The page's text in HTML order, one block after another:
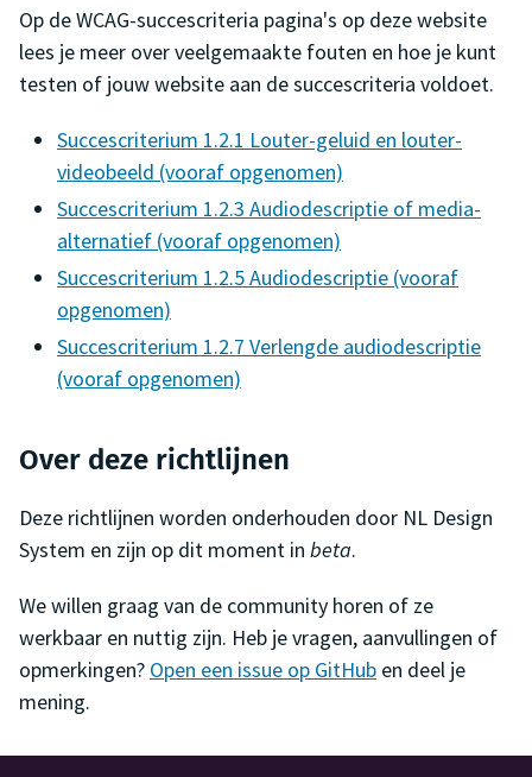
Op de WCAG-succescriteria pagina's op deze website
lees je meer over veelgemaakte fouten en hoe je kunt
testen of jouw website aan de succescriteria voldoet.
Succescriterium 1.2.1 Louter-geluid en louter-
videobeeld (vooraf opgenomen)
Succescriterium 1.2.3 Audiodescriptie of media-
alternatief (vooraf opgenomen)
Succescriterium 1.2.5 Audiodescriptie (vooraf
opgenomen)
Succescriterium 1.2.7 Verlengde audiodescriptie
(vooraf opgenomen)
Over deze richtlijnen
Deze richtlijnen worden onderhouden door NL Design
System en zijn op dit moment in beta.
We willen graag van de community horen of ze
werkbaar en nuttig zijn. Heb je vragen, aanvullingen of
opmerkingen? Open een issue op GitHub en deel je
mening.